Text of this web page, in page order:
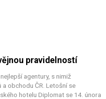
pravidelností
agentury, s nimiž
obchodu ČR. Letošní se
hotelu Diplomat se 14. února